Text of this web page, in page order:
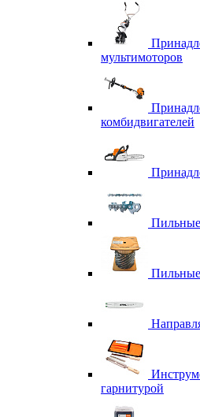
мультимоторов
комбидвигателей
гарнитурой